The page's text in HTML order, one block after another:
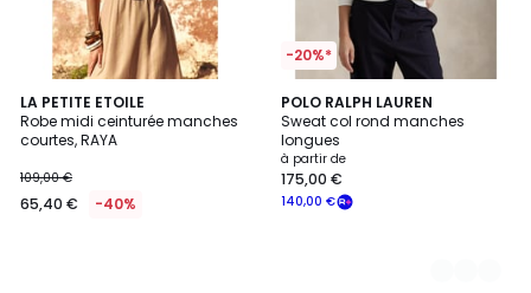
LA PETITE ETOILE
Robe midi ceinturée manches
courtes, RAYA
109,00 €
65,40 € -40%
-20%*
POLO RALPH LAUREN
Sweat col rond manches
longues
à partir de
140,00 €
175,00 €
3
Couleurs